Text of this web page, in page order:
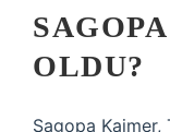
OLDU?
Sagopa